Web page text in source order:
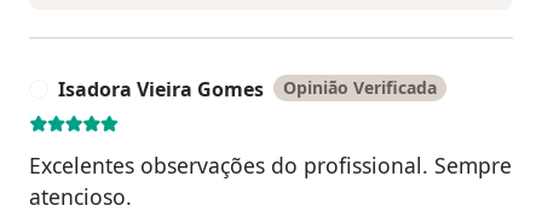
Isadora Vieira Gomes Opinião Verificada
Excelentes observações do profissional. Sempre
atencioso.